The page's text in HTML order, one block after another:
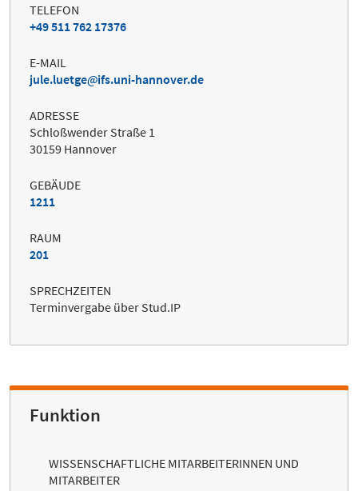
TELEFON
+49 511 762 17376
E-MAIL
jule.luetge
ifs.uni-hannover.de
ADRESSE
Schloßwender Straße 1
30159 Hannover
GEBÄUDE
1211
RAUM
201
SPRECHZEITEN
Terminvergabe über Stud.IP
Funktion
WISSENSCHAFTLICHE MITARBEITERINNEN UND
MITARBEITER